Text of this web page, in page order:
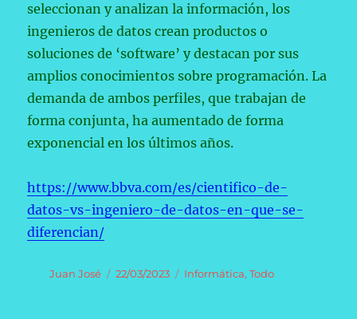
seleccionan y analizan la información, los
ingenieros de datos crean productos o
soluciones de ‘software’ y destacan por sus
amplios conocimientos sobre programación. La
demanda de ambos perfiles, que trabajan de
forma conjunta, ha aumentado de forma
exponencial en los últimos años.
https://www.bbva.com/es/cientifico-de-
datos-vs-ingeniero-de-datos-en-que-se-
diferencian/
Autor
Juan José
Publicado
22/03/2023 Categorías
Informática,Todo